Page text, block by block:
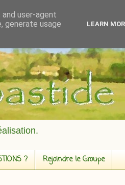
? Rejoindre le Groupe
user-agent
generate usage
LEARN